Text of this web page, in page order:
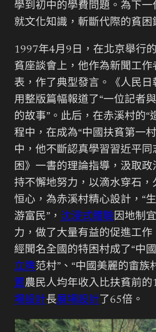
學到初中的學費問題。為下一
就文化知識，斬斷代際的貧困
1997年4月9日，在北京舉行
貧座談會上，他作為新聞工作
表，作了典型發言。《人民日
用整版篇幅報道了“一位記者
的故事”。此后，在赤溪村的“
程中，在成為“中國扶貧第一
中，他不斷認真學習習近平同
困》一書的理論指導，汲取政
持不懈地努力，以滴水穿石，
恒心，為赤溪村精心設計，“
游富民”， 沈浸式體驗因地制
力，做了大量有益的促進工作
經聞名全國的特困村成了“中
立牌范村”、“中國美麗的畬族
置農民人均年收入比扶貧前的
場設計長展場設計 了65倍。